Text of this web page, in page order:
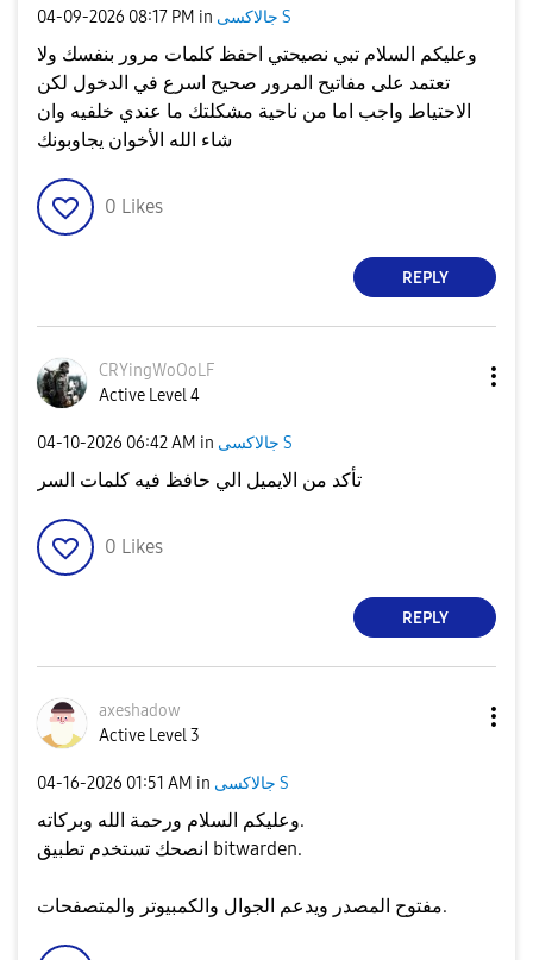
‎04-09-2026 08:17 PM in جالاكسى S
وعليكم السلام تبي نصيحتي احفظ كلمات مرور بنفسك ولا
تعتمد على مفاتيح المرور صحيح اسرع في الدخول لكن
الاحتياط واجب اما من ناحية مشكلتك ما عندي خلفيه وان
شاء الله الأخوان يجاوبونك
0 Likes
REPLY
CRYingWoOoLF
Active Level 4
‎04-10-2026 06:42 AM in جالاكسى S
تأكد من الايميل الي حافظ فيه كلمات السر
0 Likes
REPLY
axeshadow
Active Level 3
‎04-16-2026 01:51 AM in جالاكسى S
وعليكم السلام ورحمة الله وبركاته.
انصحك تستخدم تطبيق bitwarden.
مفتوح المصدر ويدعم الجوال والكمبيوتر والمتصفحات.